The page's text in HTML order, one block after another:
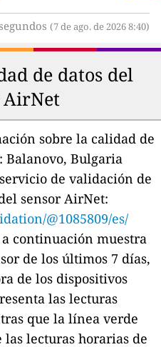
(7 de ago. de 2026 8:40)
de datos del
AirNet
sobre la calidad de
Balanovo, Bulgaria
de validación de
sensor AirNet:
@1085809/es/
continuación muestra
de los últimos 7 días,
de los dispositivos
las lecturas
que la línea verde
lecturas horarias de